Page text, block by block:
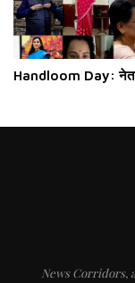
Handloom Day:
News Corridors,